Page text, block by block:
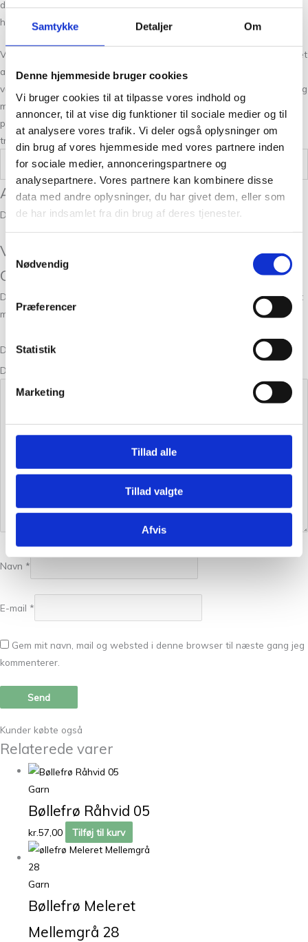
Samtykke Detaljer Om
Denne hjemmeside bruger cookies
Vi bruger cookies til at tilpasse vores indhold og
annoncer, til at vise dig funktioner til sociale medier og til
at analysere vores trafik. Vi deler også oplysninger om
din brug af vores hjemmeside med vores partnere inden
for sociale medier, annonceringspartnere og
analysepartnere. Vores partnere kan kombinere disse
data med andre oplysninger, du har givet dem, eller som
de har indsamlet fra din brug af deres tjenester.
Nødvendig
Præferencer
Statistik
Marketing
Tillad alle
Tillad valgte
Afvis
der gør håndarbejdsoplevelsen ekstra særlig – alt fra smykker og
hårpynt til funktionelle strikketasker og praktiske hævekurve.
Vi ønsker at inspirere til nye projekter og idéer i en atmosfære præget
af kreativitet og kvalitet. Samtidig er bæredygtighed en hjørnesten i
vores arbejde: alt garn, vi forhandler, er fremstillet under ansvarlige og
miljøvenlige forhold. Fra udvælgelsen af råmaterialer til håndtering af
produktionen sikrer vi, at dit valg af garn både er smukt, holdbart og i
tråd med omtanke for mennesker og miljø.
Vægt ,5 kg
Anmeldelser
Der er endnu ikke nogle anmeldelser.
Vær den første til at anmelde “Fru Tø
Clutch fra Baldyre”
Din e-mailadresse vil ikke blive publiceret.
Krævede felter er markeret
med *
Din bedømmelse
Din anmeldelse
Navn *
E-mail *
Gem mit navn, mail og websted i denne browser til næste gang jeg
kommenterer.
Kunder købte også
Relaterede varer
Garn
Bøllefrø Råhvid 05
kr.57,00 Tilføj til kurv
Garn
Bøllefrø Meleret
Mellemgrå 28